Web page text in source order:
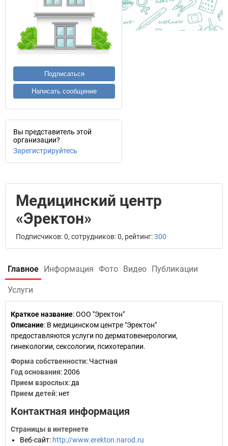
Подписаться
Написать сообщение
Вы представитель этой
организации?
Зарегистрируйтесь
Медицинский центр
«Эректон»
Подписчиков: 0, сотрудников: 0, рейтинг:300
Главное Информация Фото Видео Публикации
Услуги
Краткое название:ООО "Эректон"
Описание: В медицинском центре "Эректон"
предоставляются услуги по дерматовенерологии,
гинекологии, сексологии, психотерапии.
Форма собственности: Частная
Год основания:2006
Прием взрослых: да
Прием детей: нет
Контактная информация
Страницы в интернете
Веб-сайт: http://www.erekton.narod.ru